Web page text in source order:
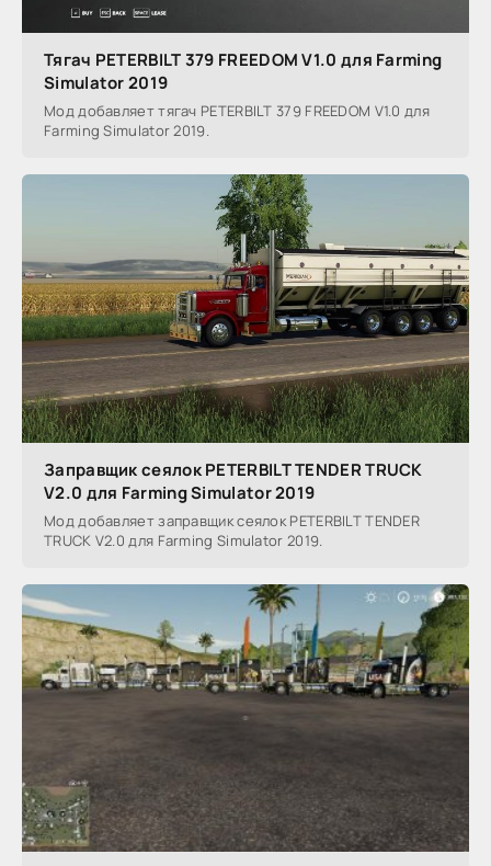
Тягач PETERBILT 379 FREEDOM V1.0 для Farming
Simulator 2019
Мод добавляет тягач PETERBILT 379 FREEDOM V1.0 для
Farming Simulator 2019.
Заправщик сеялок PETERBILT TENDER TRUCK
V2.0 для Farming Simulator 2019
Мод добавляет заправщик сеялок PETERBILT TENDER
TRUCK V2.0 для Farming Simulator 2019.